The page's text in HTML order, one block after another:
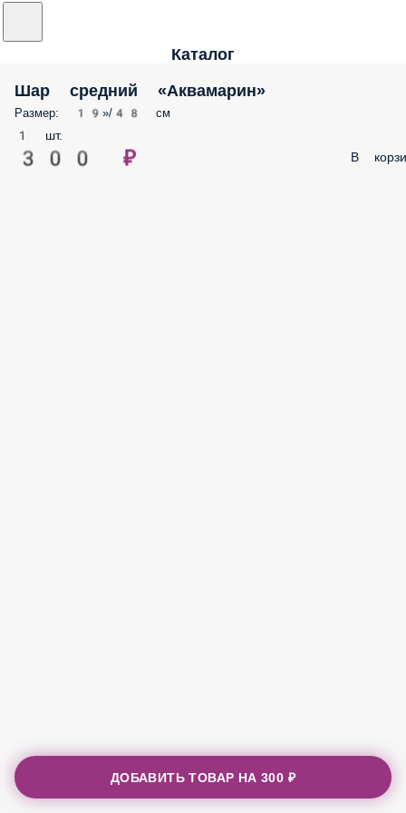
Каталог
Шар средний «Аквамарин»
Размер: 19»/48 см
1 шт.
300 ₽ В
ДОБАВИТЬ ТОВАР НА300 ₽